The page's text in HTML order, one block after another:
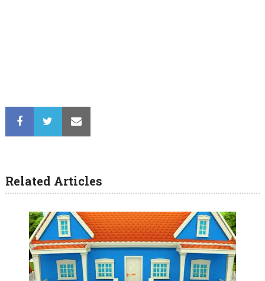
Related Articles